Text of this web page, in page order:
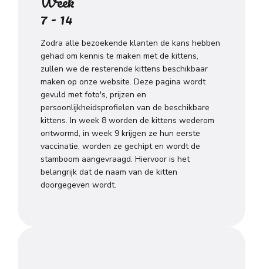
7 - 14
Zodra alle bezoekende klanten de kans hebben
gehad om kennis te maken met de kittens,
zullen we de resterende kittens beschikbaar
maken op onze website. Deze pagina wordt
gevuld met foto's, prijzen en
persoonlijkheidsprofielen van de beschikbare
kittens. In week 8 worden de kittens wederom
ontwormd, in week 9 krijgen ze hun eerste
vaccinatie, worden ze gechipt en wordt de
stamboom aangevraagd. Hiervoor is het
belangrijk dat de naam van de kitten
doorgegeven wordt.